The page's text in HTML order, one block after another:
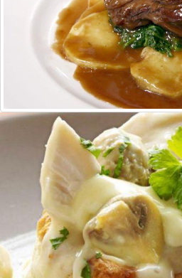
Vidéos
Contact
Forums de discussion